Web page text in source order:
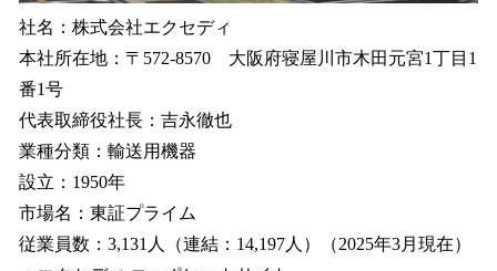
社名：株式会社エクセディ
本社所在地：〒572-8570 大阪府寝屋川市木田元宮1丁目1
番1号
代表取締役社長：吉永徹也
業種分類：輸送用機器
設立：1950年
市場名：東証プライム
従業員数：3,131人（連結：14,197人）（2025年3月現在）